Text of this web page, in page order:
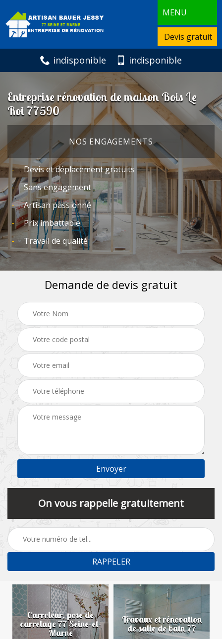
MENU
Devis gratuit
indisponible indisponible
Entreprise rénovation de maison Bois Le
Roi 77590
NOS ENGAGEMENTS
Devis et déplacement gratuits
Sans engagement
Artisan passionné
Prix imbattable
Travail de qualité
Demande de devis gratuit
On vous rappelle gratuitement
Carreleur, pose de
carrelage 77 Seine-et-
Marne
Travaux et rénovation
de salle de bain 77